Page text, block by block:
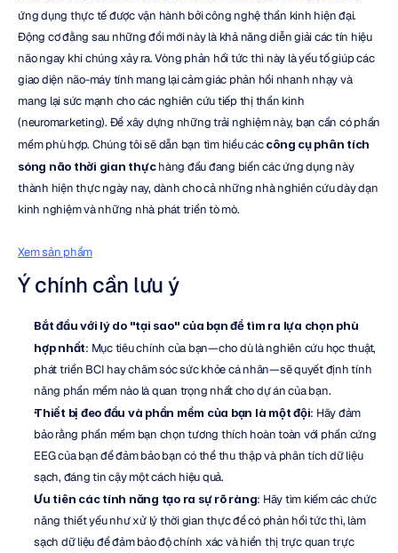
ứng dụng thực tế được vận hành bởi công nghệ thần kinh hiện đại.
Động cơ đằng sau những đổi mới này là khả năng diễn giải các tín hiệu
não ngay khi chúng xảy ra. Vòng phản hồi tức thì này là yếu tố giúp các
giao diện não-máy tính mang lại cảm giác phản hồi nhanh nhạy và
mang lại sức mạnh cho các nghiên cứu tiếp thị thần kinh
(neuromarketing). Để xây dựng những trải nghiệm này, bạn cần có phần
mềm phù hợp. Chúng tôi sẽ dẫn bạn tìm hiểu các công cụ phân tích
sóng não thời gian thực hàng đầu đang biến các ứng dụng này
thành hiện thực ngày nay, dành cho cả những nhà nghiên cứu dày dạn
kinh nghiệm và những nhà phát triển tò mò.
Xem sản phẩm
Ý chính cần lưu ý
Bắt đầu với lý do "tại sao" của bạn để tìm ra lựa chọn phù
hợp nhất: Mục tiêu chính của bạn—cho dù là nghiên cứu học thuật,
phát triển BCI hay chăm sóc sức khỏe cá nhân—sẽ quyết định tính
năng phần mềm nào là quan trọng nhất cho dự án của bạn.
Thiết bị đeo đầu và phần mềm của bạn là một đội: Hãy đảm
bảo rằng phần mềm bạn chọn tương thích hoàn toàn với phần cứng
EEG của bạn để đảm bảo bạn có thể thu thập và phân tích dữ liệu
sạch, đáng tin cậy một cách hiệu quả.
Ưu tiên các tính năng tạo ra sự rõ ràng: Hãy tìm kiếm các chức
năng thiết yếu như xử lý thời gian thực để có phản hồi tức thì, làm
sạch dữ liệu để đảm bảo độ chính xác và hiển thị trực quan trực